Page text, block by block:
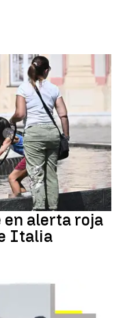
en alerta roja
Italia